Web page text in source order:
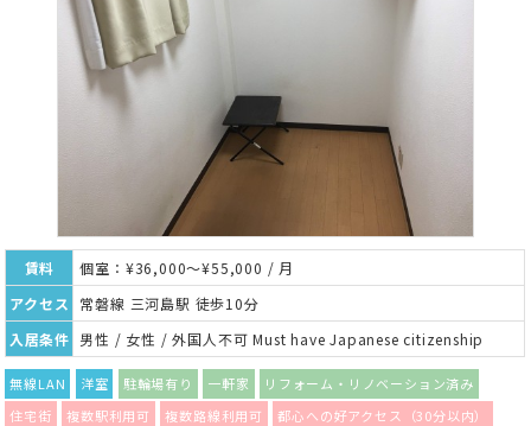
賃料
個室：¥36,000～¥55,000 / 月
アクセス
常磐線 三河島駅 徒歩10分
入居条件 男性 / 女性 / 外国人不可 Must have Japanese citizenship
無線LAN 洋室 駐輪場有り 一軒家
リフォーム・リノベーション済み
住宅街
複数駅利用可 複数路線利用可
都心への好アクセス（30分以内）